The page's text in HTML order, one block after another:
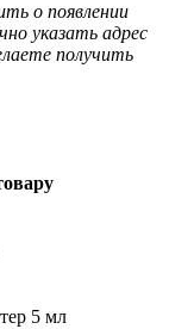
о появлении
указать адрес
получить
5 мл